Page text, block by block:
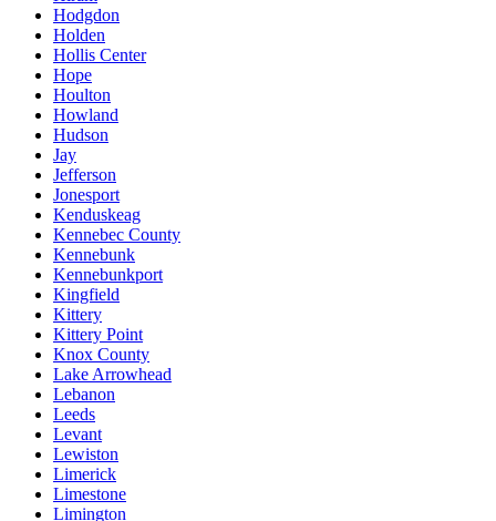
Hodgdon
Holden
Hollis Center
Hope
Houlton
Howland
Hudson
Jay
Jefferson
Jonesport
Kenduskeag
Kennebec County
Kennebunk
Kennebunkport
Kingfield
Kittery
Kittery Point
Knox County
Lake Arrowhead
Lebanon
Leeds
Levant
Lewiston
Limerick
Limestone
Limington